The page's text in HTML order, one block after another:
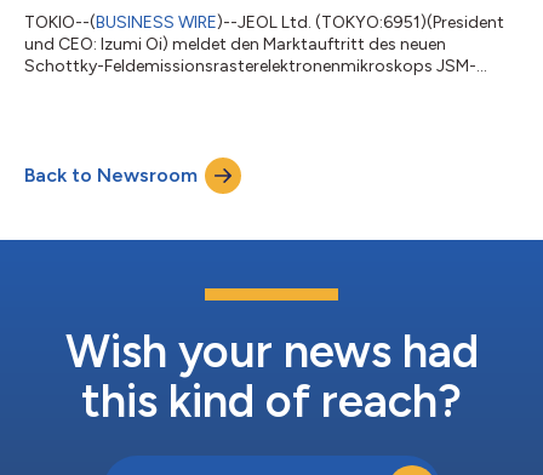
TOKIO--(BUSINESS WIRE)--JEOL Ltd. (TOKYO:6951)(President
und CEO: Izumi Oi) meldet den Marktauftritt des neuen
Schottky-Feldemissionsrasterelektronenmikroskops JSM-
beispielsweise in Forschungsinstituten, Hochschulen und der
Industrie. Es besteht eine steigende Nachfrage nach einem
Instrument, das von der Beobachtung bis hin zur Analyse
Back to Newsroom
Wish your news had
this kind of reach?